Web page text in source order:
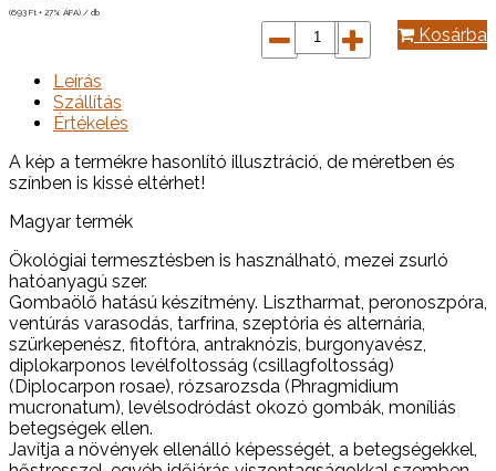
(693 Ft + 27% ÁFA) / db
Kosárba
Leírás
Szállítás
Értékelés
A kép a termékre hasonlító illusztráció, de méretben és
színben is kissé eltérhet!
Magyar termék
Ökológiai termesztésben is használható, mezei zsurló
hatóanyagú szer.
Gombaölő hatású készítmény. Lisztharmat, peronoszpóra,
ventúrás varasodás, tarfrina, szeptória és alternária,
szürkepenész, fitoftóra, antraknózis, burgonyavész,
diplokarponos levélfoltosság (csillagfoltosság)
(Diplocarpon rosae), rózsarozsda (Phragmidium
mucronatum), levélsodródást okozó gombák, moníliás
betegségek ellen.
Javítja a növények ellenálló képességét, a betegségekkel,